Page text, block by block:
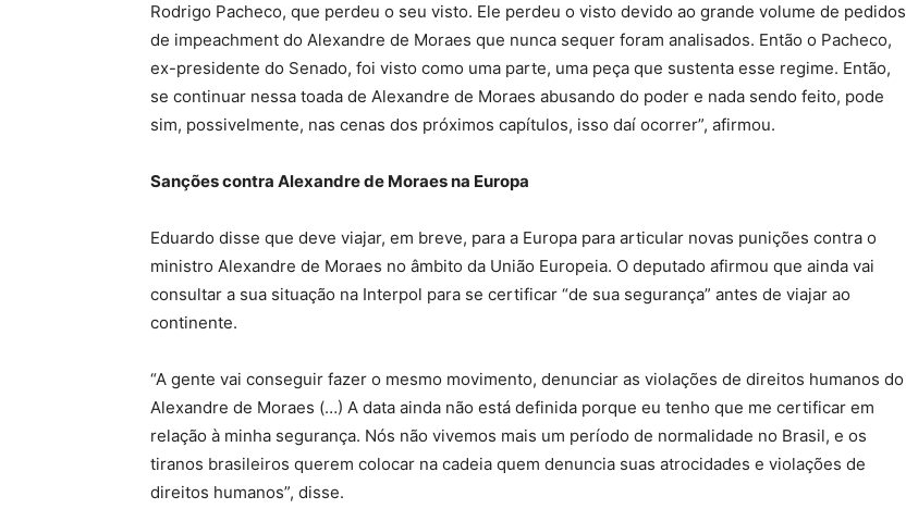
Rodrigo Pacheco, que perdeu o seu visto. Ele perdeu o visto devido ao grande volume de pedidos
de impeachment do Alexandre de Moraes que nunca sequer foram analisados. Então o Pacheco,
ex-presidente do Senado, foi visto como uma parte, uma peça que sustenta esse regime. Então,
se continuar nessa toada de Alexandre de Moraes abusando do poder e nada sendo feito, pode
sim, possivelmente, nas cenas dos próximos capítulos, isso daí ocorrer”, afirmou.
Sanções contra Alexandre de Moraes na Europa
Eduardo disse que deve viajar, em breve, para a Europa para articular novas punições contra o
ministro Alexandre de Moraes no âmbito da União Europeia. O deputado afirmou que ainda vai
consultar a sua situação na Interpol para se certificar “de sua segurança” antes de viajar ao
continente.
“A gente vai conseguir fazer o mesmo movimento, denunciar as violações de direitos humanos do
Alexandre de Moraes (…) A data ainda não está definida porque eu tenho que me certificar em
relação à minha segurança. Nós não vivemos mais um período de normalidade no Brasil, e os
tiranos brasileiros querem colocar na cadeia quem denuncia suas atrocidades e violações de
direitos humanos”, disse.